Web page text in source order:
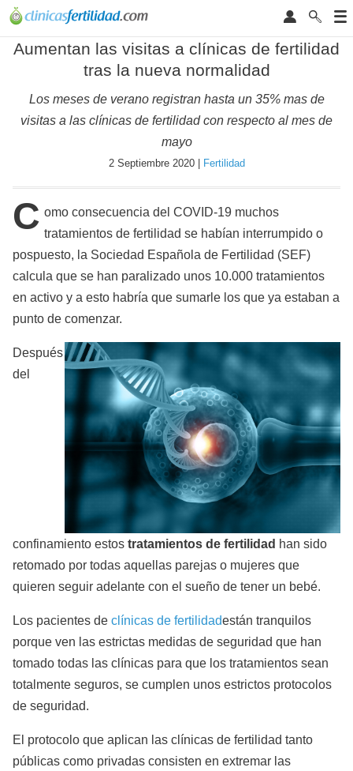
Aumentan las visitas a clínicas de fertilidad
tras la nueva normalidad
Los meses de verano registran hasta un 35% mas de
visitas a las clínicas de fertilidad con respecto al mes de
mayo
2 Septiembre 2020 | Fertilidad
C omo consecuencia del COVID-19 muchos
tratamientos de fertilidad se habían interrumpido o
pospuesto, la Sociedad Española de Fertilidad (SEF)
calcula que se han paralizado unos 10.000 tratamientos
en activo y a esto habría que sumarle los que ya estaban a
punto de comenzar.
Después
del
confinamiento estos tratamientos de fertilidad han sido
retomado por todas aquellas parejas o mujeres que
quieren seguir adelante con el sueño de tener un bebé.
Los pacientes de clínicas de fertilidadestán tranquilos
porque ven las estrictas medidas de seguridad que han
tomado todas las clínicas para que los tratamientos sean
totalmente seguros, se cumplen unos estrictos protocolos
de seguridad.
El protocolo que aplican las clínicas de fertilidad tanto
públicas como privadas consisten en extremar las